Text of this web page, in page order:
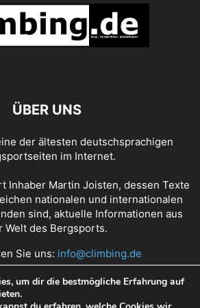
ÜBER UNS
der ältesten deutschsprachigen
im Internet.
Inhaber Martin Joisten, dessen Texte
nationalen und internationalen
sind, aktuelle Informationen aus
Welt des Bergsports.
Sie uns: info@climbing.de
RSS Feed Mediadaten
um dir die bestmögliche Erfahrung auf